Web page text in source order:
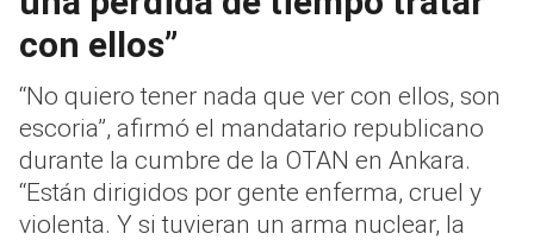
con ellos”
“No quiero tener nada que ver con ellos, son
escoria”, afirmó el mandatario republicano
durante la cumbre de la OTAN en Ankara.
“Están dirigidos por gente enferma, cruel y
violenta. Y si tuvieran un arma nuclear, la